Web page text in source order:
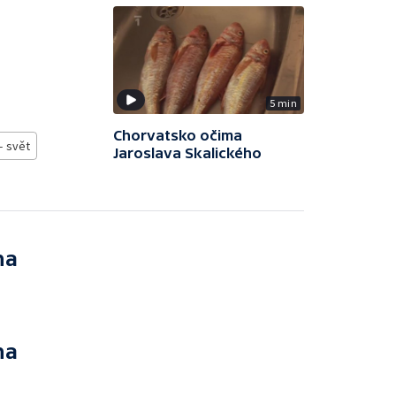
svět
5 min
Chorvatsko očima
Jaroslava Skalického